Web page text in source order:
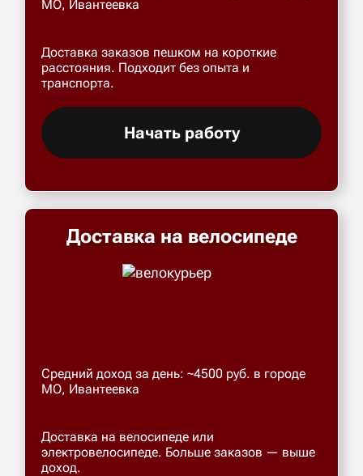
МО, Ивантеевка
Доставка заказов пешком на короткие
расстояния. Подходит без опыта и
транспорта.
Начать работу
Доставка на велосипеде
Средний доход за день: ~4500 руб. в городе
МО, Ивантеевка
Доставка на велосипеде или
электровелосипеде. Больше заказов — выше
доход.